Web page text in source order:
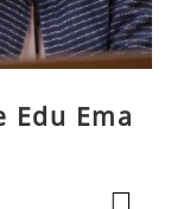
Edu Ema